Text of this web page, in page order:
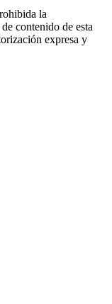
la
contenido de esta
expresa y